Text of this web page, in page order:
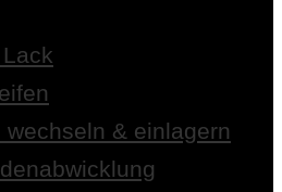
wechseln & einlagern